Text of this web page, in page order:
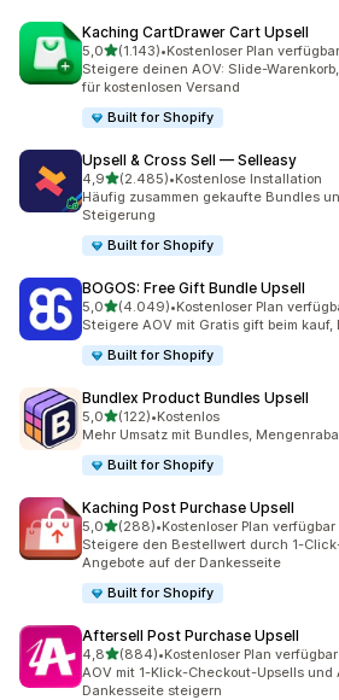
Kaching CartDrawer Cart Upsell
5,0von 5 Sternen
(1.143)
1143 Rezensionen insgesamt
•Kostenloser Plan verfügbar
Steigere deinen AOV: Slide-
für kostenlosen Versand
Built for Shopify
Upsell & Cross Sell — Selleasy
4,9von 5 Sternen
(2.485)
2485 Rezensionen insgesamt
•Kostenlose Installation
Häufig zusammen gekaufte Bundles
Steigerung
Built for Shopify
BOGOS: Free Gift Bundle Upsell
5,0von 5 Sternen
(4.049)
4049 Rezensionen insgesamt
•Kostenloser Plan
Steigere AOV mit Gratis gift beim kauf,
Built for Shopify
Bundlex Product Bundles Upsell
5,0von 5 Sternen
(122)
122 Rezensionen insgesamt
•Kostenlos
Mehr Umsatz mit Bundles,
Built for Shopify
Kaching Post Purchase Upsell
5,0von 5 Sternen
(288)
288 Rezensionen insgesamt
•Kostenloser Plan verfügbar
Steigere den Bestellwert durch 1-
Angebote auf der Dankesseite
Built for Shopify
Aftersell Post Purchase Upsell
4,8von 5 Sternen
(884)
884 Rezensionen insgesamt
•Kostenloser Plan verfügbar
AOV mit 1-Klick-Checkout-Upsells und
Dankesseite steigern